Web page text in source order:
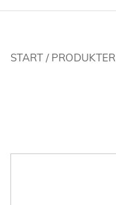
START / PRODUKTER